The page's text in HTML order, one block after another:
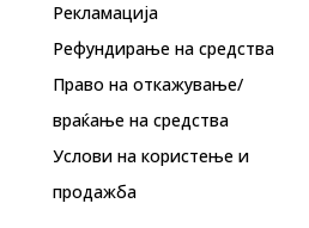
Рекламациja
Рефундирање на средства
Право на откажување/
враќање на средства
Услови на користење и
продажба